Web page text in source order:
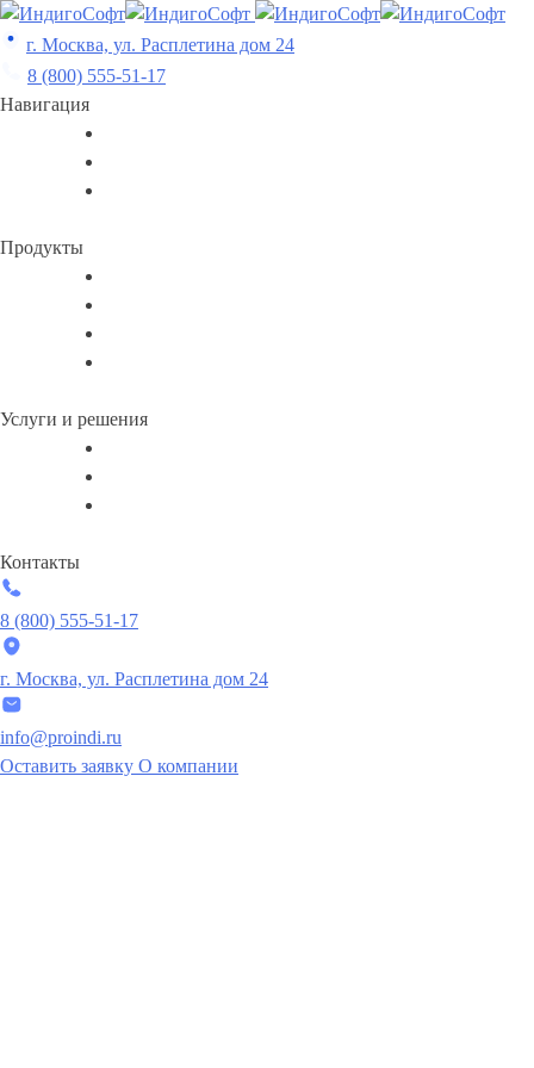
Skip
to
content
г. Москва, ул. Расплетина дом 24
8 (800) 555-51-17
Навигация
Продукты
Услуги и решения
Контакты
8 (800) 555-51-17
г. Москва, ул. Расплетина дом 24
info@proindi.ru
Оставить заявку О компании